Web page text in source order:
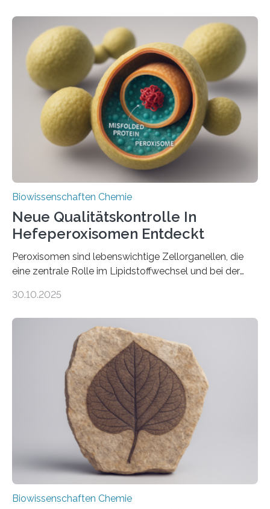
Biowissenschaften Chemie
Neue Qualitätskontrolle In
Hefeperoxisomen Entdeckt
Peroxisomen sind lebenswichtige Zellorganellen, die
eine zentrale Rolle im Lipidstoffwechsel und bei der
erfüllen können, müssen zahlreiche Enzyme präzise in
der Ruhr-Universität Bochum um Prof. Dr. Ralf Erdmann
und Dr. Ismaila Francis Yusuf hat nun einen bislang
unbekannten Qualitätskontrollmechanismus des
peroxisomalen Proteintransports in der Bäckerhefe
Saccharomyces cerevisiae entdeckt, der für die
Funktionsfähigkeit der Organellen entscheidend ist. Die
Studie wurde am 28. Oktober 2025 in der
Fachzeitschrift…
30.10.2025
Biowissenschaften Chemie